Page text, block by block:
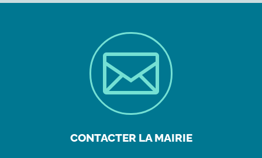

CONTACTER LA MAIRIE